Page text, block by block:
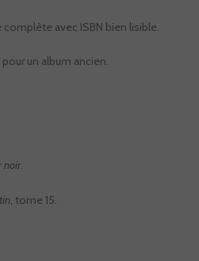
avec ISBN bien lisible.
un album ancien.
noir.
, tome 15.